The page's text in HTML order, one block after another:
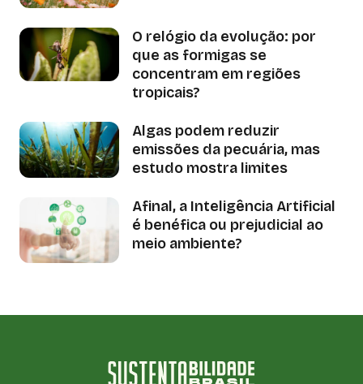
O relógio da evolução: por
que as formigas se
concentram em regiões
tropicais?
Algas podem reduzir
emissões da pecuária, mas
estudo mostra limites
Afinal, a Inteligência Artificial
é benéfica ou prejudicial ao
meio ambiente?